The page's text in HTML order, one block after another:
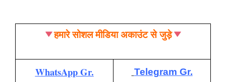
हमारे सोशल मीडिया अकाउंट से जुड़े
WhatsApp Gr. Telegram Gr.